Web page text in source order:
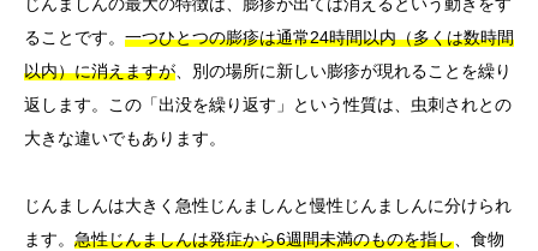
ることです。 一つひとつの膨疹は通常24時間以内（多くは数時間
以内）に消えますが 、別の場所に新しい膨疹が現れることを繰り
返します。この「出没を繰り返す」という性質は、虫刺されとの
大きな違いでもあります。
じんましんは大きく急性じんましんと慢性じんましんに分けられ
ます。 急性じんましんは発症から6週間未満のものを指し 、食物